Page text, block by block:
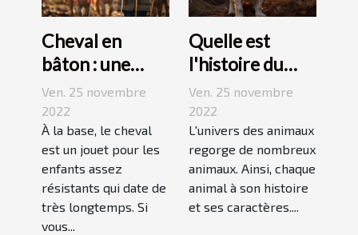
Cheval en
bâton : une
bonne
découverte
pour enfant
Ven. 25 novembre
2022
À la base, le cheval
est un jouet pour les
enfants assez
résistants qui date de
très longtemps. Si
vous...
Quelle est
l'histoire du
Jack Russell
terrier ?
Ven. 25 novembre
2022
L'univers des animaux
regorge de nombreux
animaux. Ainsi, chaque
animal à son histoire
et ses caractères....